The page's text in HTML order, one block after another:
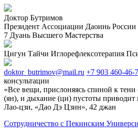
Доктор Бутримов
Президент Ассоциации Даоинь России
7 Дуань Высшего Мастерства
Цигун Тайчи Иглорефлексотерапия
doktor_butrimov@mail.ru +7 903 460-46-
консультации
«Все вещи, прислоняясь спиной к
(ян), и дыхание (ци) пустоты приводит
Лао-цзи, «Дао Дэ Цзин», 42 джан
Cотрудничество с Пекинским